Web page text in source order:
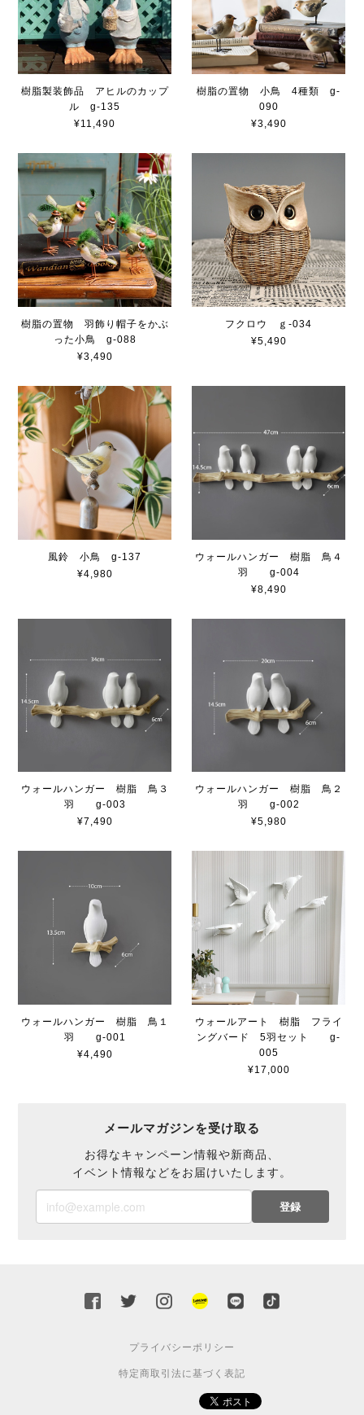
樹脂製装飾品 アヒルのカップ
ル g-135
¥11,490
樹脂の置物 小鳥 4種類 g-
090
¥3,490
樹脂の置物 羽飾り帽子をかぶ
った小鳥 g-088
¥3,490
フクロウ ｇ-034
¥5,490
風鈴 小鳥 g-137
¥4,980
ウォールハンガー 樹脂 鳥４
羽 g-004
¥8,490
ウォールハンガー 樹脂 鳥３
羽 g-003
¥7,490
ウォールハンガー 樹脂 鳥２
羽 g-002
¥5,980
ウォールハンガー 樹脂 鳥１
羽 g-001
¥4,490
ウォールアート 樹脂 フライ
ングバード 5羽セット g-
005
¥17,000
メールマガジンを受け取る
お得なキャンペーン情報や新商品、
イベント情報などをお届けいたします。
登録
プライバシーポリシー
特定商取引法に基づく表記